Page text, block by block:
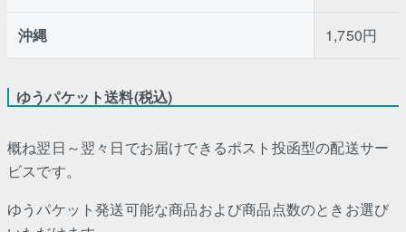
沖縄 1,750円
ゆうパケット送料(税込)
概ね翌日～翌々日でお届けできるポスト投函型の配送サー
ビスです。
ゆうパケット発送可能な商品および商品点数のときお選び